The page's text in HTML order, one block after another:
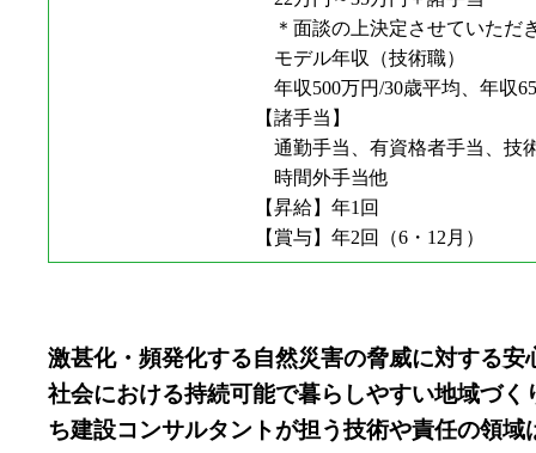
＊面談の上決定させていただ
モデル年収（技術職）
年収500万円/30歳平均、年収
【諸手当】
通勤手当、有資格者手当、技
時間外手当他
【昇給】年1回
【賞与】年2回（6・12月）
激甚化・頻発化する自然災害の脅威に対する
社会における持続可能で暮らしやすい地域づ
ち建設コンサルタントが担う技術や責任の領